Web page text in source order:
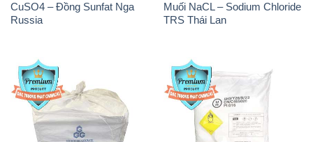
CuSO4 – Đồng Sunfat Nga
Russia
Muối NaCL – Sodium Chloride
TRS Thái Lan